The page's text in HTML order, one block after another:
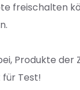
freischalten
Produkte der
für Test!